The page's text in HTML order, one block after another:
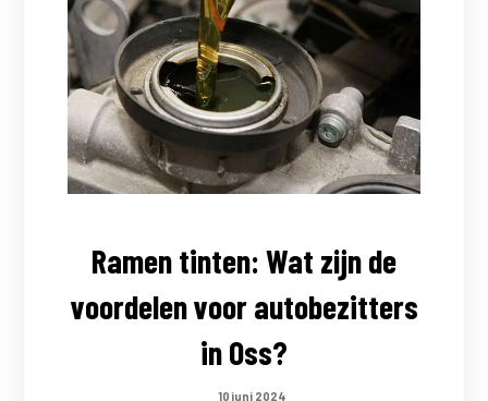
Ramen tinten: Wat zijn de
voordelen voor autobezitters
in Oss?
10 juni 2024